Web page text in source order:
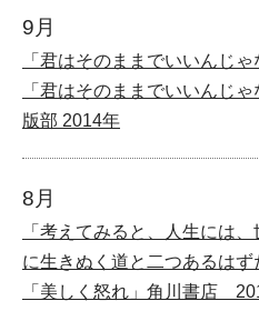
9月
「君はそのままでいいんじ
「君はそのままでいいんじ
版部 2014年
8月
「考えてみると、人生には
に生きぬく道と二つあるは
「美しく怒れ」角川書店